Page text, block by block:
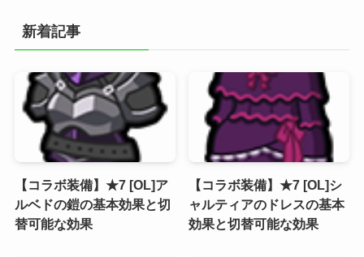
新着記事
【コラボ装備】★7 [OL]ア
ルベドの鎧の基本効果と切
替可能な効果
【コラボ装備】★7 [OL]シ
ャルティアのドレスの基本
効果と切替可能な効果